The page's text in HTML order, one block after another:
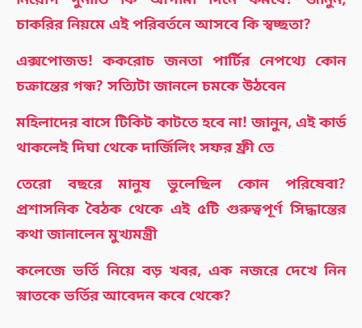
চাকরির নিয়মে এই পরিবর্তনে আসবে কি স্বচ্ছতা?
এক্সপোজড! ককরোচ জনতা পার্টির নেপথ্যে কোন
চক্রান্তের গন্ধ? সত্যিটা জানলে চমকে উঠবেন
মহিলাদের বাসে টিকিট কাটতে হবে না! জানুন, এই কার্ড
থাকলেই দিঘা থেকে দার্জিলিং সফর ফ্রী তে
তেরো বছরে মানুষ ভুলেছিল কোন পরিষেবা?
প্রশাসনিক বৈঠক থেকে এই ৫টি গুরুত্বপূর্ণ সিদ্ধান্তের
কথা জানালেন মুখ্যমন্ত্রী
কলেজে ভর্তি নিয়ে বড় খবর, এক নজরে দেখে নিন
স্নাতকে ভর্তির আবেদন কবে থেকে?